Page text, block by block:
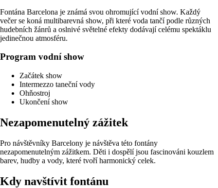
Fontána Barcelona je známá svou ohromující vodní show. Každý
večer se koná multibarevná show, při které voda tančí podle různých
hudebních žánrů a oslnivé světelné efekty dodávají celému spektáklu
jedinečnou atmosféru.
Program vodní show
Začátek show
Intermezzo taneční vody
Ohňostroj
Ukončení show
Nezapomenutelný zážitek
Pro návštěvníky Barcelony je návštěva této fontány
nezapomenutelným zážitkem. Děti i dospělí jsou fascinováni kouzlem
barev, hudby a vody, které tvoří harmonický celek.
Kdy navštívit fontánu